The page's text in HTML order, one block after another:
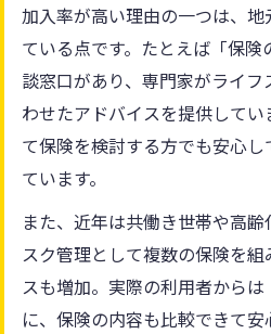
富士市民が実感する
由
保険加入を検討するなら
富士市の生活環境を
制度
富士市ならではの保
活用法
加入率が高い理由の一つは、
ている点です。たとえば「保
談窓口があり、専門家がライ
わせたアドバイスを提供してい
て保険を検討する方でも安心
ています。
また、近年は共働き世帯や高
スク管理として複数の保険を
スも増加。実際の利用者から
に、保険の内容も比較できて